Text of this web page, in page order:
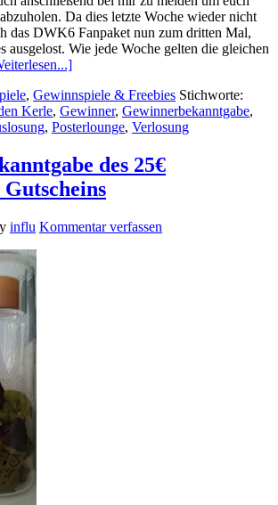
Da dies letzte Woche wieder nicht
das DWK6 Fanpaket nun zum dritten Mal,
ausgelost. Wie jede Woche gelten die gleichen
, Gewinnspiele & Freebies Stichworte:
Kerle, Gewinner, Gewinnerbekanntgabe,
, Posterlounge, Verlosung
des 25€
influ Kommentar verfassen